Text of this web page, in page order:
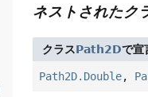
ネストされたク
クラスPath2Dで宣
Path2D.Double,